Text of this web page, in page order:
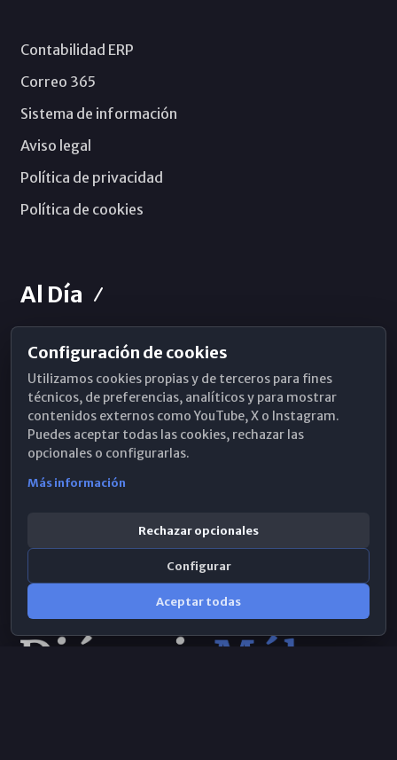
Contabilidad ERP
Correo 365
Sistema de información
Aviso legal
Política de privacidad
Política de cookies
Al Día
Horarios de Misa
Hemeroteca
WhatsApp
Configuración de cookies
Utilizamos cookies propias y de terceros para fines
técnicos, de preferencias, analíticos y para mostrar
contenidos externos como YouTube, X o Instagram.
Puedes aceptar todas las cookies, rechazar las
opcionales o configurarlas.
Más información
Rechazar opcionales
Configurar
Aceptar todas